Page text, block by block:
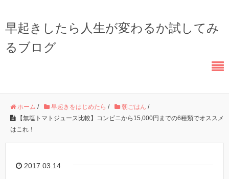
早起きしたら人生が変わるか試してみ
るブログ
ホーム / 早起きをはじめたら / 朝ごはん /
【無塩トマトジュース比較】コンビニから15,000円までの6種類でオススメ
はこれ！
2017.03.14